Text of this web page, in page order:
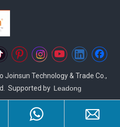
Joinsun Technology & Trade Co.,
Supported by Leadong